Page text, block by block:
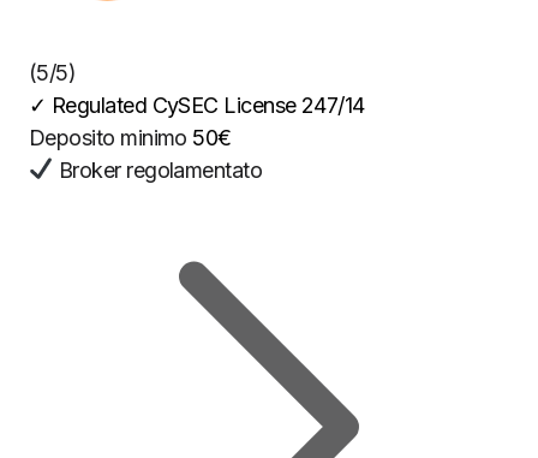
(5/5)
✓ Regulated CySEC License 247/14
Deposito minimo 50€
Broker regolamentato